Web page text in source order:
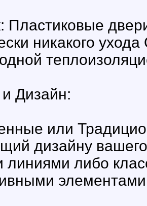
Пластиковые
никакого
Дизайн:
или
дизайну
линиями либо
элементами